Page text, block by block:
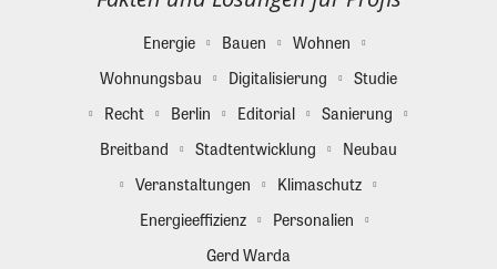
Energie Bauen
Wohnen
Wohnungsbau
Digitalisierung
Studie
Recht
Berlin Editorial
Sanierung
Breitband
Stadtentwicklung
Neubau
Veranstaltungen
Klimaschutz
Energieeffizienz
Personalien
Gerd Warda